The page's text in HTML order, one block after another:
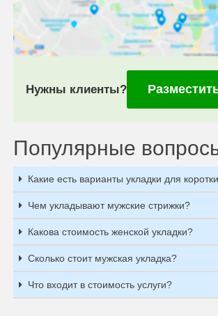
Нужны клиенты?
Популярные
Какие есть варианты укладки для
Чем укладывают мужские стрижки?
Какова стоимость женской укладки?
Сколько стоит мужская укладка?
Что входит в стоимость услуги?